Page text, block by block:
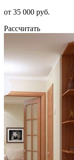
от 35 000 руб.
Рассчитать